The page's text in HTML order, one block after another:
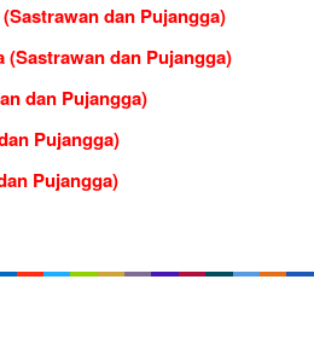
dan Pujangga)
dan Pujangga)
dan Pujangga)
Pujangga)
Pujangga)